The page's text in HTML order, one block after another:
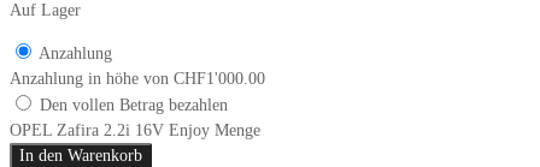
Auf Lager
Anzahlung
Anzahlung in höhe von CHF1'000.00
Den vollen Betrag bezahlen
OPEL Zafira 2.2i 16V Enjoy Menge
In den Warenkorb